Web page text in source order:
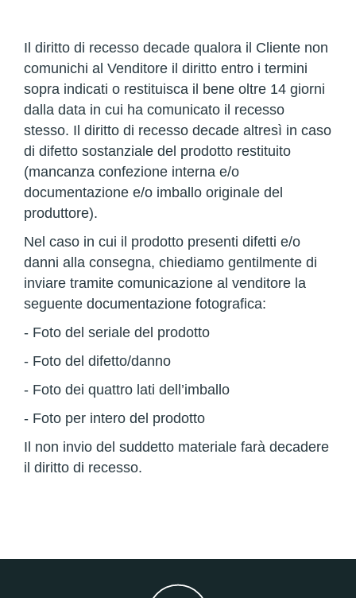
Il diritto di recesso decade qualora il Cliente non
comunichi al Venditore il diritto entro i termini
sopra indicati o restituisca il bene oltre 14 giorni
dalla data in cui ha comunicato il recesso
stesso. Il diritto di recesso decade altresì in caso
di difetto sostanziale del prodotto restituito
(mancanza confezione interna e/o
documentazione e/o imballo originale del
produttore).
Nel caso in cui il prodotto presenti difetti e/o
danni alla consegna, chiediamo gentilmente di
inviare tramite comunicazione al venditore la
seguente documentazione fotografica:
- Foto del seriale del prodotto
- Foto del difetto/danno
- Foto dei quattro lati dell’imballo
- Foto per intero del prodotto
Il non invio del suddetto materiale farà decadere
il diritto di recesso.